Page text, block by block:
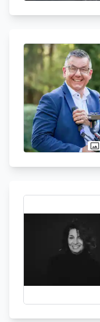
photo_size_select_actual